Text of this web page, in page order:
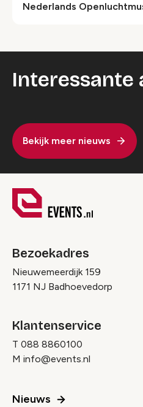
Nederlands
Interessante
Bekijk meer nieuws
Bezoekadres
Nieuwemeerdijk 159
1171 NJ Badhoevedorp
Klantenservice
T 088 8860100
M info@events.nl
Nieuws